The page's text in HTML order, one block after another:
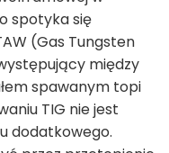
spotyka się
(Gas Tungsten
między
spawanym topi
TIG nie jest
dodatkowego.